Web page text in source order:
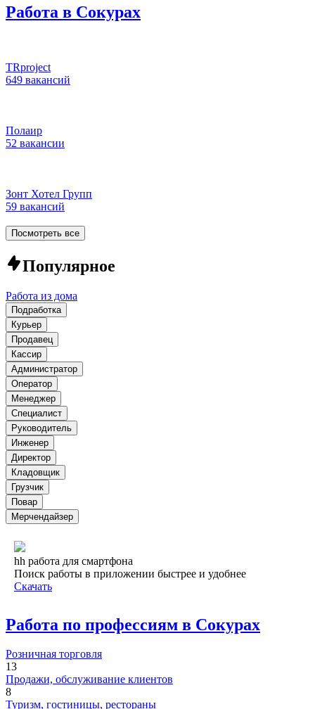
Работа в Сокурах
TRproject
649 вакансий
Полаир
52 вакансии
Зонт Хотел Групп
59 вакансий
Посмотреть все
Популярное
Работа из дома
Подработка
Курьер
Продавец
Кассир
Администратор
Оператор
Менеджер
Специалист
Руководитель
Инженер
Директор
Кладовщик
Грузчик
Повар
Мерчендайзер
hh работа для смартфона
Поиск работы в приложении быстрее и удобнее
Скачать
Работа по профессиям в Сокурах
Розничная торговля
13
Продажи, обслуживание клиентов
8
Туризм, гостиницы, рестораны